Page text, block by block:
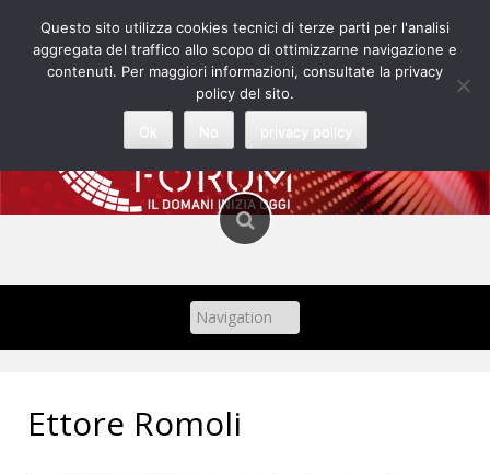
content
Ettore Romoli
Questo sito utilizza cookies tecnici di terze parti per l'analisi
aggregata del traffico allo scopo di ottimizzarne navigazione e
contenuti. Per maggiori informazioni, consultate la privacy
policy del sito.